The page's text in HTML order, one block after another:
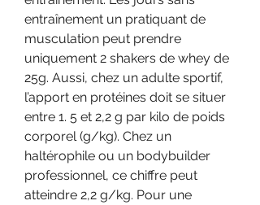
entraînement un pratiquant de
musculation peut prendre
uniquement 2 shakers de whey de
25g. Aussi, chez un adulte sportif,
l’apport en protéines doit se situer
entre 1. 5 et 2,2 g par kilo de poids
corporel (g/kg). Chez un
haltérophile ou un bodybuilder
professionnel, ce chiffre peut
atteindre 2,2 g/kg. Pour une